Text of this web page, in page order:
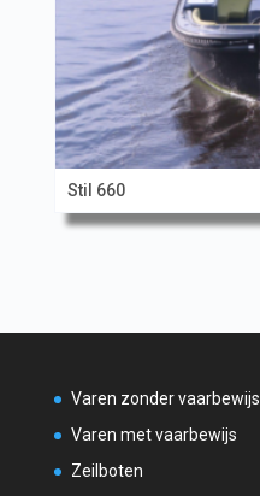
Stil 660
Varen zonder vaarbewijs
Varen met vaarbewijs
Zeilboten